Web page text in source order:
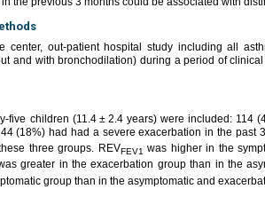
center, out-patient hospital study including all
and with bronchodilation) during a period of
five children (11.4 ± 2.4 years) were included: 114
(18%) had had a severe exacerbation in the past
three groups. REVFEV1 was higher in the
greater in the exacerbation group than in the
group than in the asymptomatic and